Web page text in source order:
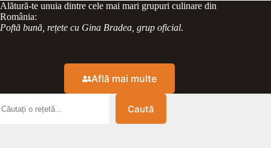
Alătură-te unuia dintre cele mai mari grupuri culinare din
România:
Poftă bună, rețete cu Gina Bradea, grup oficial.
Află mai multe
Caută